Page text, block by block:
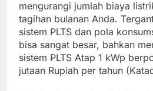
mengurangi jumlah biaya
tagihan bulanan Anda.
sistem PLTS dan pola
bisa sangat besar, bahkan
sistem PLTS Atap 1 kWp
jutaan Rupiah per tahun